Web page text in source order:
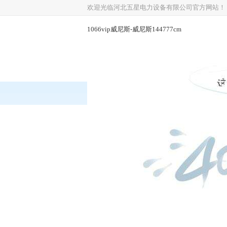
欢迎光临河北五星电力设备有限公司官方网站！
1066vip威尼斯-威尼斯144777cm